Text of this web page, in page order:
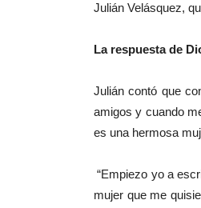
Julián Velásquez,
La respuesta de
Julián contó que
amigos y cuando
es una hermosa
“Empiezo yo a
mujer que me